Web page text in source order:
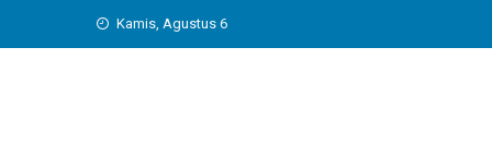
Kamis, Agustus 6